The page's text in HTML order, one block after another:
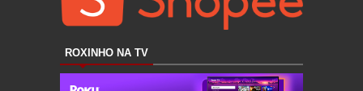
ROXINHO NA TV